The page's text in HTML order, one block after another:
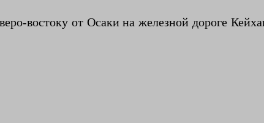
востоку от Осаки на железной дороге